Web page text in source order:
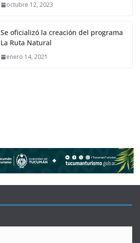
octubre 12, 2023
Se oficializó la creación del programa
La Ruta Natural
enero 14, 2021